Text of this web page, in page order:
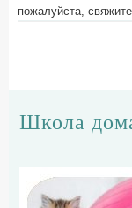
пожалуйста,
Школа